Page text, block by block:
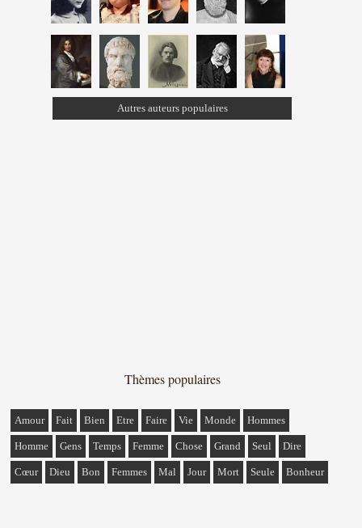
Autres auteurs populaires
Thèmes populaires
Amour Fait Bien Etre Faire Vie Monde Hommes
Homme Gens Temps Femme Chose Grand Seul Dire
Cœur Dieu Bon Femmes Mal Jour Mort Seule Bonheur